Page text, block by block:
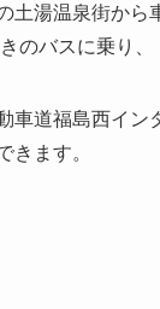
土湯温泉街か
のバスに乗り
車道福島西イ
きます。